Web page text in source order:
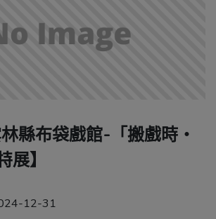
縣布袋戲館-「搬戲時‧
】
12-31